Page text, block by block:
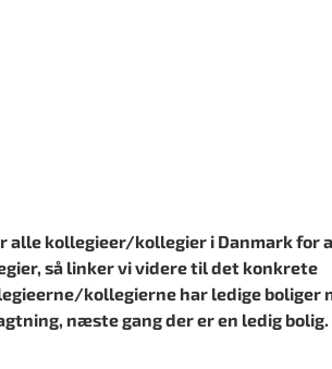
alle kollegieer/kollegier i Danmark for
så linker vi videre til det konkrete
kollegierne har ledige boliger
næste gang der er en ledig bolig.